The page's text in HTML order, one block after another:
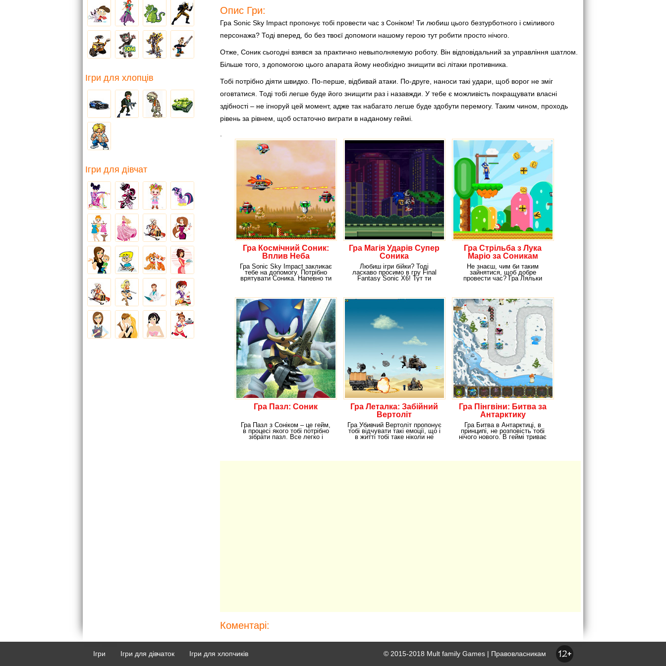
Опис Гри:
Гра Sonic Sky Impact пропонує тобі провести час з Соніком! Ти любиш цього безтурботного і сміливого
персонажа? Тоді вперед, бо без твоєї допомоги нашому герою тут робити просто нічого.
Отже, Соник сьогодні взявся за практично невыполняемую роботу. Він відповідальний за управління шатлом.
Більше того, з допомогою цього апарата йому необхідно знищити всі літаки противника.
Тобі потрібно діяти швидко. По-перше, відбивай атаки. По-друге, наноси такі удари, щоб ворог не зміг
оговтатися. Тоді тобі легше буде його знищити раз і назавжди. У тебе є можливість покращувати власні
здібності – не ігноруй цей момент, адже так набагато легше буде здобути перемогу. Таким чином, проходь
рівень за рівнем, щоб остаточно виграти в наданому геймі.
Гра Космічний Соник:
Вплив Неба
Гра Sonic Sky Impact закликає
тебе на допомогу. Потрібно
врятувати Соника. Напевно ти
Гра Магія Ударів Супер
Соника
Любиш ігри бійки? Тоді
ласкаво просимо в гру Final
Fantasy Sonic X6! Тут ти
Гра Стрільба з Лука
Маріо за Соникам
Не знаєш, чим би таким
зайнятися, щоб добре
провести час? Гра Ляльки
Гра Пазл: Соник
Гра Пазл з Соніком – це гейм,
в процесі якого тобі потрібно
зібрати пазл. Все легко і
Гра Леталка: Забійний
Вертоліт
Гра Убивчий Вертоліт пропонує
тобі відчувати такі емоції, що і
в житті тобі таке ніколи не
Гра Пінгвіни: Битва за
Антарктику
Гра Битва в Антарктиці, в
принципі, не розповість тобі
нічого нового. В геймі триває
Коментарі:
Ігри для хлопців
Ігри для дівчат
Ігри Ігри для дівчаток Ігри для хлопчиків © 2015-2018 Mult family Games | Правовласникам